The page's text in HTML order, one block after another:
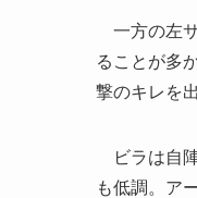
一方の左
ることが多
撃のキレを
ビラは自
も低調。ア